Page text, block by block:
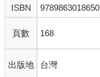
ISBN
9789863018650
頁數 168
出版地 台灣